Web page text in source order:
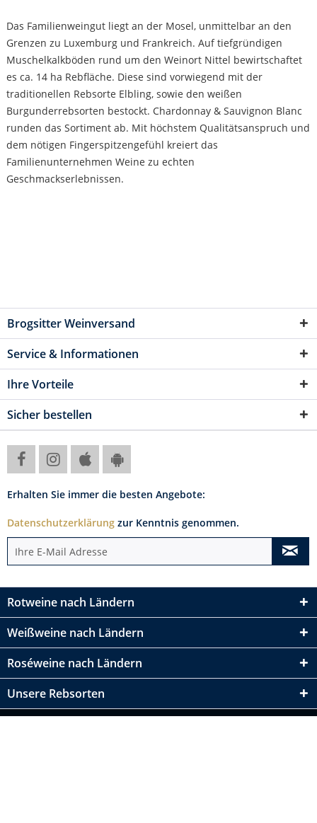
Das Familienweingut liegt an der Mosel, unmittelbar an den
Grenzen zu Luxemburg und Frankreich. Auf tiefgründigen
Muschelkalkböden rund um den Weinort Nittel bewirtschaftet
es ca. 14 ha Rebfläche. Diese sind vorwiegend mit der
traditionellen Rebsorte Elbling, sowie den weißen
Burgunderrebsorten bestockt. Chardonnay & Sauvignon Blanc
runden das Sortiment ab. Mit höchstem Qualitätsanspruch und
dem nötigen Fingerspitzengefühl kreiert das
Familienunternehmen Weine zu echten
Geschmackserlebnissen.
Brogsitter Weinversand
Service & Informationen
Ihre Vorteile
Sicher bestellen
Erhalten Sie immer die besten Angebote:
Datenschutzerklärung zur Kenntnis genommen.
Rotweine nach Ländern
Weißweine nach Ländern
Roséweine nach Ländern
Unsere Rebsorten